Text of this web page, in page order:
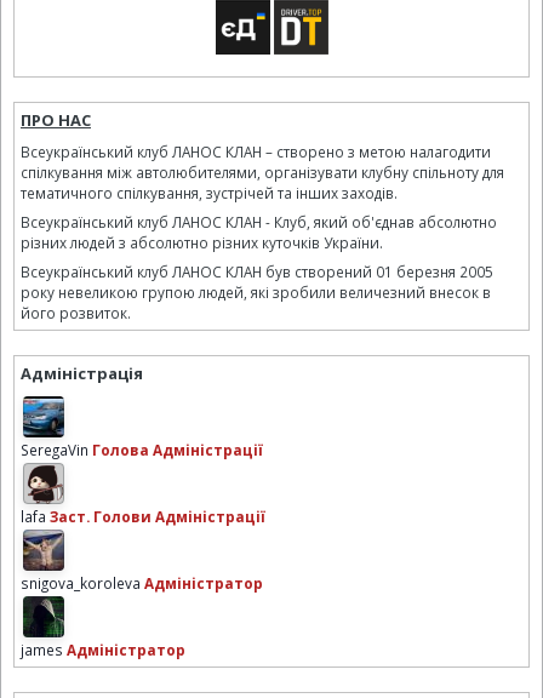
ПРО НАС
Всеукраїнський клуб ЛАНОС КЛАН – створено з метою налагодити
спілкування між автолюбителями, організувати клубну спільноту для
тематичного спілкування, зустрічей та інших заходів.
Всеукраїнський клуб ЛАНОС КЛАН - Клуб, який об'єднав абсолютно
різних людей з абсолютно різних куточків України.
Всеукраїнський клуб ЛАНОС КЛАН був створений 01 березня 2005
року невеликою групою людей, які зробили величезний внесок в
його розвиток.
Адміністрація
SeregaVin Голова Адміністрації
lafa Заст. Голови Адміністрації
snigova_koroleva Адміністратор
james Адміністратор